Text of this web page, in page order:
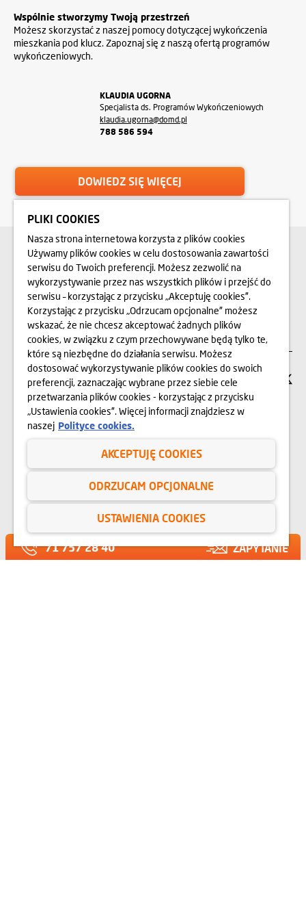
71 757 28 40 ZAPYTANIE
Wspólnie stworzymy Twoją przestrzeń
Możesz skorzystać z naszej pomocy dotyczącej wykończenia
mieszkania pod klucz. Zapoznaj się z naszą ofertą programów
wykończeniowych.
DOWIEDZ SIĘ WIĘCEJ
KLAUDIA UGORNA
Specjalista ds. Programów Wykończeniowych
klaudia.ugorna@domd.pl
788 586 594
SZUKASZ PRACY?
Sprawdź nasze
oferty i aplikuj!
KARIERA
SIEDZIBA FIRMY
Dom Development Wrocław Sp. z o.o.
ul. Legnicka 16
53-673 Wrocław
71 747 74 74
KONTAKT
PLIKI COOKIES
Nasza strona internetowa korzysta z plików cookies
Używamy plików cookies w celu dostosowania zawartości
serwisu do Twoich preferencji. Możesz zezwolić na
wykorzystywanie przez nas wszystkich plików i przejść do
serwisu – korzystając z przycisku „Akceptuję cookies”.
Korzystając z przycisku „Odrzucam opcjonalne” możesz
wskazać, że nie chcesz akceptować żadnych plików
cookies, w związku z czym przechowywane będą tylko te,
które są niezbędne do działania serwisu. Możesz
dostosować wykorzystywanie plików cookies do swoich
preferencji, zaznaczając wybrane przez siebie cele
przetwarzania plików cookies - korzystając z przycisku
„Ustawienia cookies”. Więcej informacji znajdziesz w
naszej Polityce cookies.
AKCEPTUJĘ COOKIES
ODRZUCAM OPCJONALNE
USTAWIENIA COOKIES